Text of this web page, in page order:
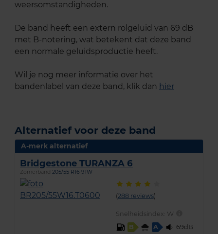
weersomstandigheden.
De band heeft een extern rolgeluid van 69 dB
met B-notering, wat betekent dat deze band
een normale geluidsproductie heeft.
Wil je nog meer informatie over het
bandenlabel van deze band, klik dan hier
Alternatief voor deze band
A-merk alternatief
Bridgestone TURANZA 6
Zomerband 205/55 R16 91W
(288 reviews)
Snelheidsindex: W
B
A 69dB